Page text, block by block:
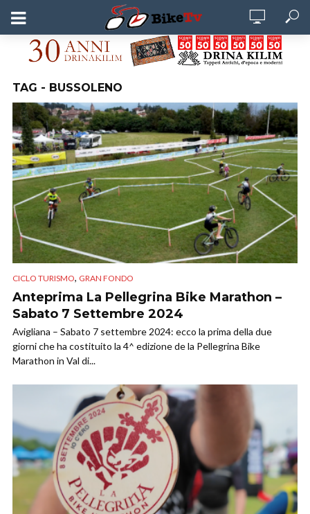
TAG - BUSSOLENO
CICLO TURISMO, GRAN FONDO
Anteprima La Pellegrina Bike Marathon –
Sabato 7 Settembre 2024
Avigliana – Sabato 7 settembre 2024: ecco la prima della due
giorni che ha costituito la 4^ edizione de la Pellegrina Bike
Marathon in Val di...